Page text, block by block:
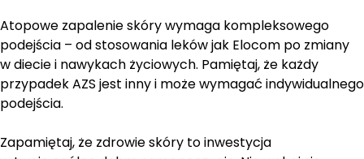
Atopowe zapalenie skóry wymaga kompleksowego
podejścia – od stosowania leków jak Elocom po zmiany
w diecie i nawykach życiowych. Pamiętaj, że każdy
przypadek AZS jest inny i może wymagać indywidualnego
podejścia.
Zapamiętaj, że zdrowie skóry to inwestycja